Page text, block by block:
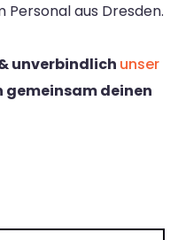
aus Dresden.
unverbindlich unser
gemeinsam deinen